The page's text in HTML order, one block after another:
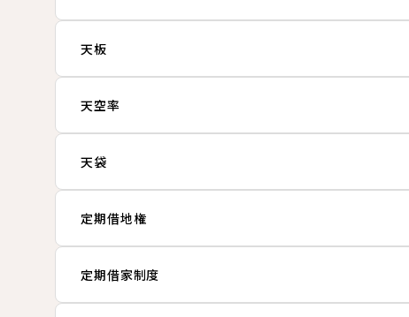
天板
天空率
天袋
定期借地権
定期借家制度